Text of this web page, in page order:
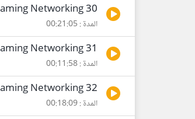
30 RHCE7 Configuring teaming Networking
المدة : 00:21:05
31 RHCE7 Configuring teaming Networking
المدة : 00:11:58
32 RHCE7 Configuring teaming Networking
المدة : 00:18:09